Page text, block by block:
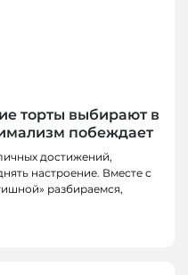
торты выбирают в
побеждает
достижений,
настроение. Вместе с
разбираемся,